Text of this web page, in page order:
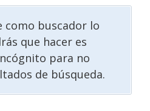
como buscador lo
que hacer es
para no
de búsqueda.